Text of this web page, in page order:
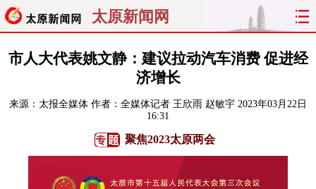
太原新闻网
首页 聚焦 太原 山西
旅游 理财 政务 教育
市人大代表姚文静：建议拉动汽车消费 促进经
济增长
来源： 太报全媒体 作者：全媒体记者 王欣雨 赵敏宇 2023年03月22日
16:31
聚焦2023太原两会